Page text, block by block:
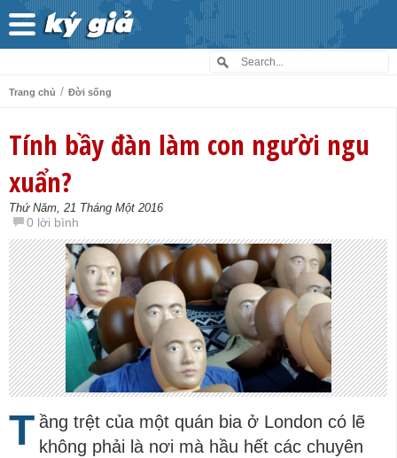
Trang chủ / Đời sống
Tính bầy đàn làm con người ngu
xuẩn?
Thứ Năm, 21 Tháng Một 2016
0 lời bình
T ầng trệt của một quán bia ở London có lẽ
không phải là nơi mà hầu hết các chuyên